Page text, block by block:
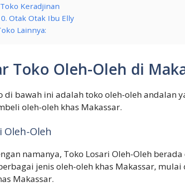
Keradjinan
Otak Otak Ibu Elly
Lainnya:
Toko Oleh-Oleh di
di bawah ini adalah toko oleh-oleh andalan
oleh-oleh khas Makassar.
Oleh-Oleh
namanya, Toko Losari Oleh-Oleh
jenis oleh-oleh khas Makassar,
Makassar.